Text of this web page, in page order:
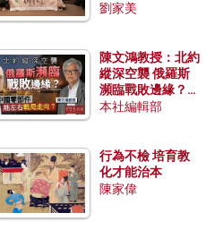
劉家美
陳文鴻教授：北約
縱深空襲 俄羅斯
瀕臨戰敗邊緣？中
國零部件能左右戰
本社編輯部
行為不檢 培育教
化才能治本
陳家偉